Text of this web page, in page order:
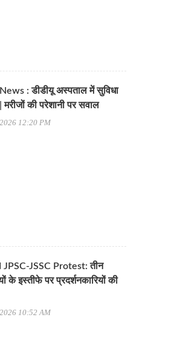
: डीडीयू अस्पताल में सुविधा
मरीजों की परेशानी पर सवाल
12:20 PM
JSSC Protest: तीन
के इस्तीफे पर प्रदर्शनकारियों की
10:52 AM